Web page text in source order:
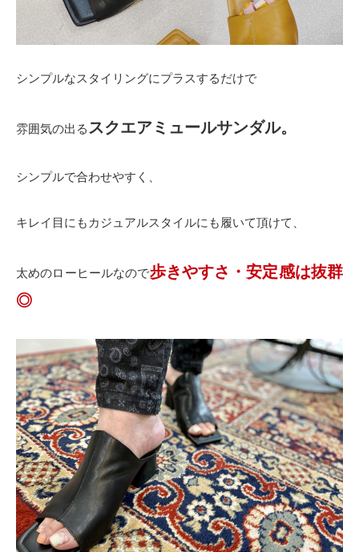
シンプルなスタイリングにプラスするだけで
雰囲気の出る スクエアミュールサンダル。
シンプルで合わせやすく、
キレイ目にもカジュアルスタイルにも履いて頂けて、
太めのローヒールなので歩きやすさ・安定感は抜群
◎